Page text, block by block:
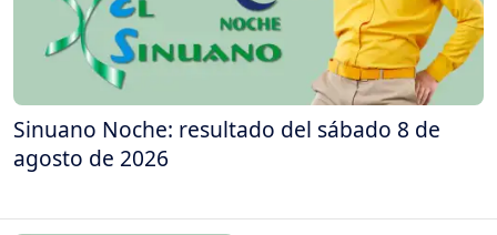
Sinuano Noche: resultado del sábado 8 de
agosto de 2026